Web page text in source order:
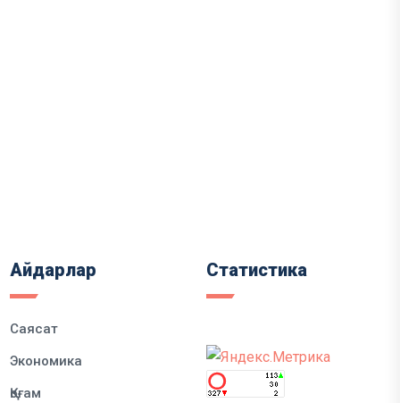
Айдарлар
Саясат
Экономика
Қоғам
Статистика